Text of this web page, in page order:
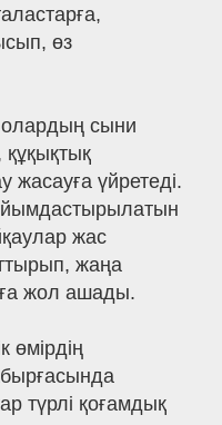
өз
сыни
құқықтық
жасауға үйретеді.
жас
жаңа
жол ашады.
өмірдің
түрлі қоғамдық